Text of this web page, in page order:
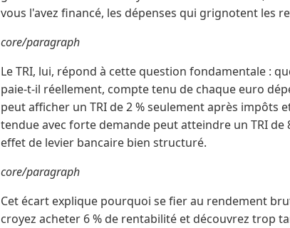
vous l'avez financé, les dépenses qui grignotent les
core/paragraph
Le TRI, lui, répond à cette question fondamentale :
paie-t-il réellement, compte tenu de chaque euro
peut afficher un TRI de 2 % seulement après impôts
tendue avec forte demande peut atteindre un TRI de
effet de levier bancaire bien structuré.
core/paragraph
Cet écart explique pourquoi se fier au rendement
croyez acheter 6 % de rentabilité et découvrez trop